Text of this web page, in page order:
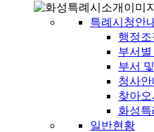
특례시청안
행정조
부서별
부서
청사안
찾아
화성
일반현황